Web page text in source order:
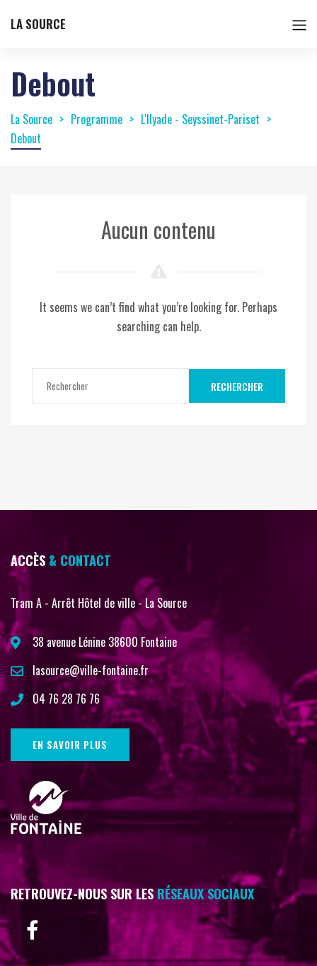
LA SOURCE
Debout
La Source Programme
L'Ilyade - Seyssinet-Pariset
Debout
Aucun contenu
It seems we can’t find what you’re looking for. Perhaps
searching can help.
RECHERCHER
ACCÈS & CONTACT
Tram A - Arrêt Hôtel de ville - La Source
38 avenue Lénine 38600 Fontaine
lasource@ville-fontaine.fr
04 76 28 76 76
EN SAVOIR PLUS
RETROUVEZ-NOUS SUR LESRÉSEAUX SOCIAUX